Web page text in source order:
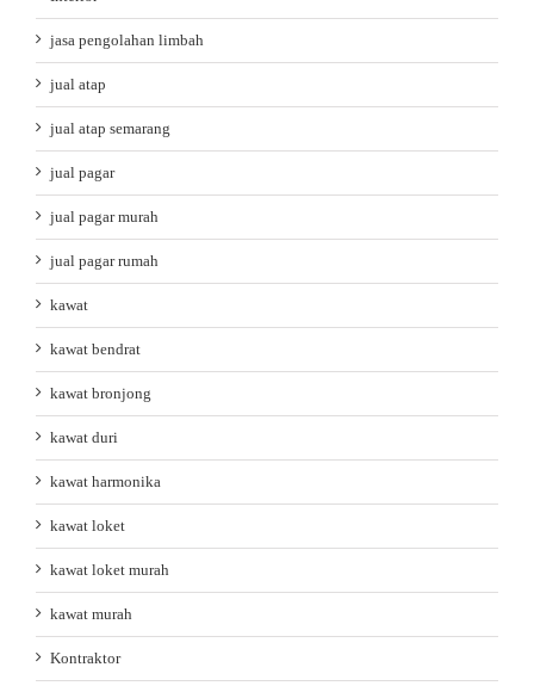
jasa pengolahan limbah
jual atap
jual atap semarang
jual pagar
jual pagar murah
jual pagar rumah
kawat
kawat bendrat
kawat bronjong
kawat duri
kawat harmonika
kawat loket
kawat loket murah
kawat murah
Kontraktor